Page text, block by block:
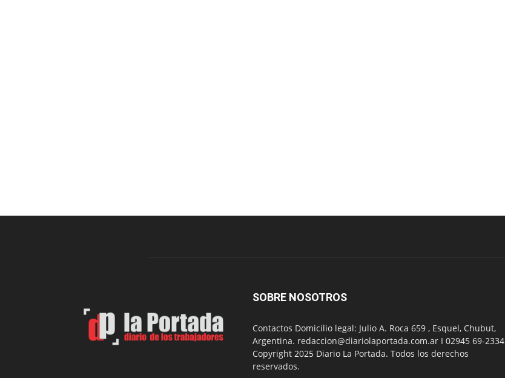
SOBRE NOSOTROS
Contactos Domicilio legal: Julio A. Roca 659 , Esquel, Chubut,
Argentina. redaccion@diariolaportada.com.ar I 02945 69-2334
Copyright 2025 Diario La Portada. Todos los derechos
reservados.